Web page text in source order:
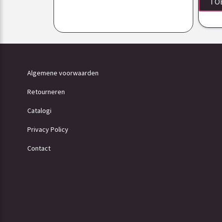
Algemene voorwaarden
Retourneren
Catalogi
Privacy Policy
Contact